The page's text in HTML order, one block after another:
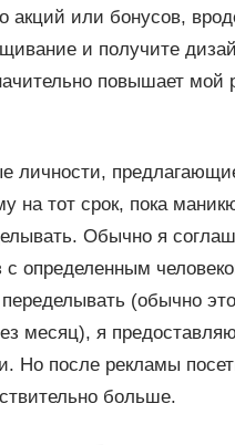
акций или бонусов,
и получите
повышает мой
личности,
на тот срок, пока
Обычно я
с определенным
(обычно это
месяц), я
Но после рекламы
больше.